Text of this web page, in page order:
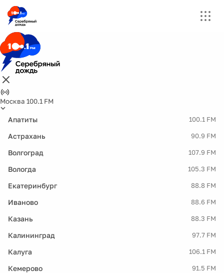
Москва 100.1 FM
Апатиты 100.1 FM
Астрахань 90.9 FM
Волгоград 107.9 FM
Вологда 105.3 FM
Екатеринбург 88.8 FM
Иваново 88.6 FM
Казань 88.3 FM
Калининград 97.7 FM
Калуга 106.1 FM
Кемерово 91.5 FM